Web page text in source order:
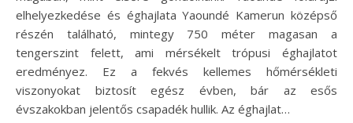
elhelyezkedése és éghajlata Yaoundé Kamerun középső
részén található, mintegy 750 méter magasan a
tengerszint felett, ami mérsékelt trópusi éghajlatot
eredményez. Ez a fekvés kellemes hőmérsékleti
viszonyokat biztosít egész évben, bár az esős
évszakokban jelentős csapadék hullik. Az éghajlat…